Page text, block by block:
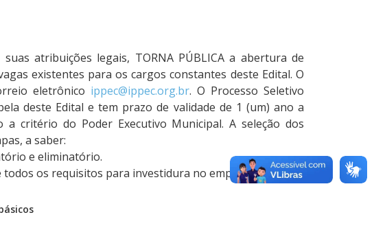
atribuições legais, TORNA PÚBLICA a abertura de
existentes para os cargos constantes deste Edital. O
eletrônico ippec@ippec.org.br. O Processo Seletivo
deste Edital e tem prazo de validade de 1 (um) ano a
critério do Poder Executivo Municipal. A seleção dos
a saber:
e eliminatório.
todos os requisitos para investidura no emprego público.